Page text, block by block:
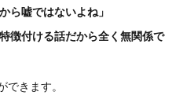
ら嘘ではないよね」
徴付ける話だから全く無関係で
できます。